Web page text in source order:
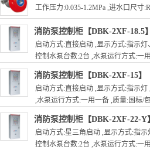
工作压力:0.035-1.2MPa ,进水口尺寸
消防泵控制柜【DBK-2XF-18.5】
启动方式:直接启动 ,显示方式:指示灯
控制水泵台数:2台 ,水泵运行方式:一
消防泵控制柜【DBK-2XF-15】
启动方式:直接启动 ,显示方式:指示灯
,水泵运行方式:一用一备 ,质量:国标/
消防泵控制柜【DBK-2XF-22-Y
启动方式:星三角启动 ,显示方式:指示
控制水泵台数:2台 ,水泵运行方式:一